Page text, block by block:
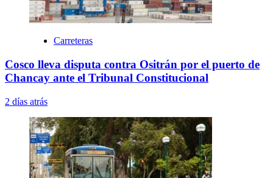
Carreteras
Cosco lleva disputa contra Ositrán por el puerto de
Chancay ante el Tribunal Constitucional
2 días atrás